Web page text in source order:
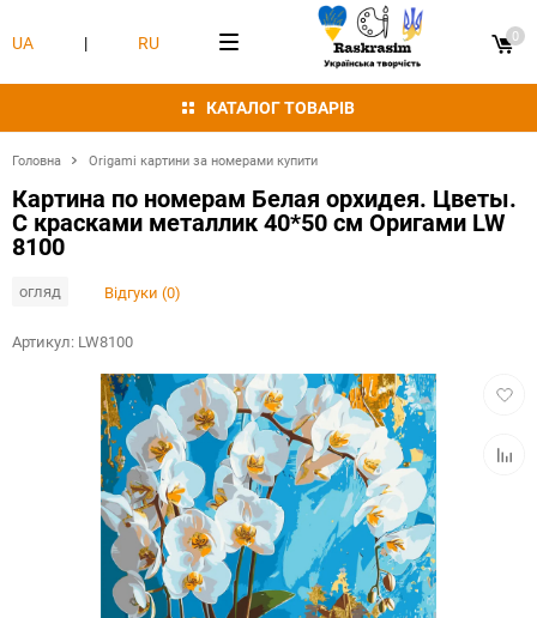
КАТАЛОГ ТОВАРІВ
UA | RU 0
Головна Origami картини за номерами купити
Картина по номерам Белая орхидея. Цветы.
С красками металлик 40*50 см Оригами LW
8100
огляд Відгуки (0)
Артикул: LW8100